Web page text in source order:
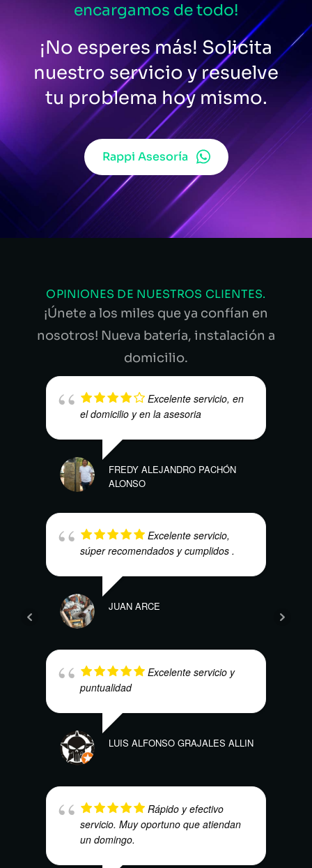
encargamos de todo!
¡No esperes más! Solicita
nuestro servicio y resuelve
tu problema hoy mismo.
Rappi Asesoría
OPINIONES DE NUESTROS CLIENTES.
¡Únete a los miles que ya confían en
nosotros! Nueva batería, instalación a
domicilio.
Excelente servicio, en
el domicilio y en la asesoria
FREDY ALEJANDRO PACHÓN
ALONSO
Excelente servicio,
súper recomendados y cumplidos .
JUAN ARCE
Excelente servicio y
puntualidad
LUIS ALFONSO GRAJALES ALLIN
Rápido y efectivo
servicio. Muy oportuno que atiendan
un domingo.